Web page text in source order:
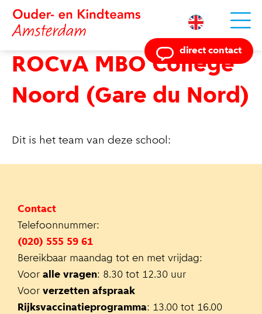
Powered by
direct contact
ROCvA MBO College
Noord (Gare du Nord)
Dit is het team van deze school:
Contact
Telefoonnummer:
(020) 555 59 61
Bereikbaar maandag tot en met vrijdag:
Voor alle vragen: 8.30 tot 12.30 uur
Voor verzetten afspraak
Rijksvaccinatieprogramma: 13.00 tot 16.00